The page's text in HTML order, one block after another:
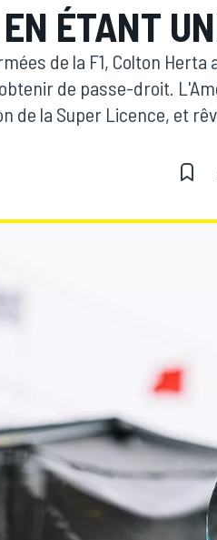
ÉTANT
de la F1, Colton
de passe-droit.
de la Super Licence, et